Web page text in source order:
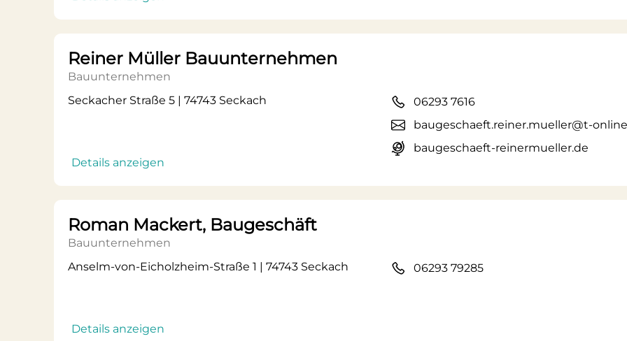
Reiner Müller Bauunternehmen
Bauunternehmen
Seckacher Straße 5 | 74743 Seckach
Details anzeigen
06293 7616
baugeschaeft.reiner.mueller@t-
baugeschaeft-reinermueller.de
Roman Mackert, Baugeschäft
Bauunternehmen
Anselm-von-Eicholzheim-Straße 1 | 74743 Seckach
Details anzeigen
06293 79285